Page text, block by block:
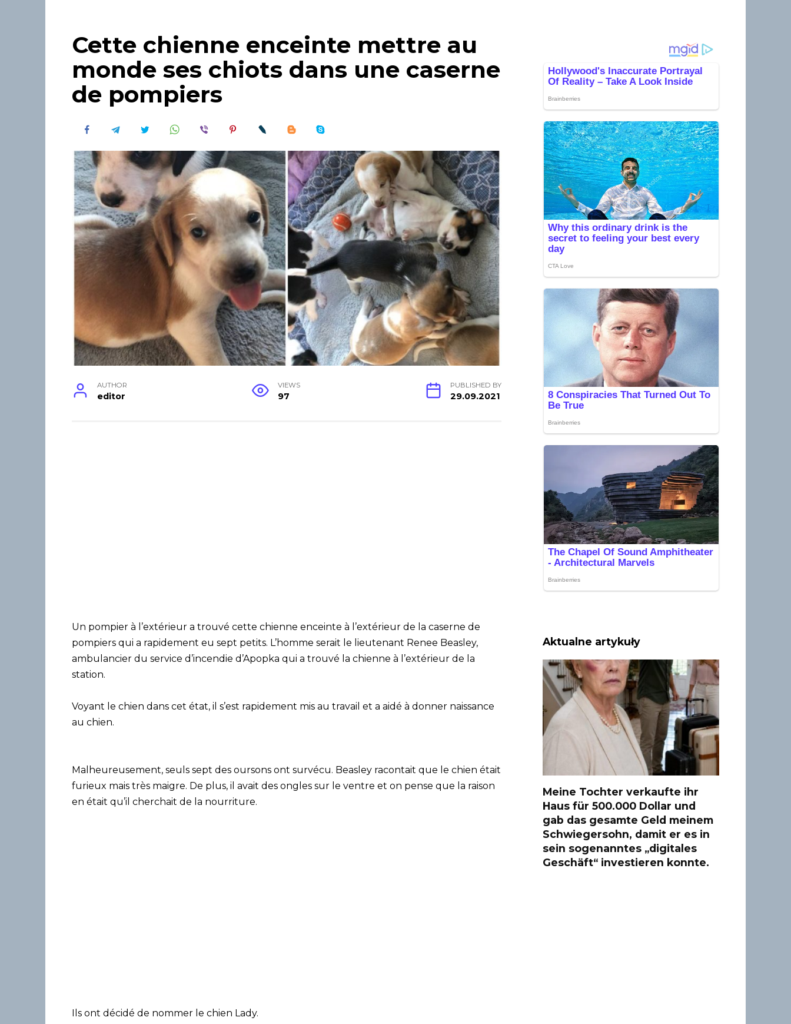
Cette chienne enceinte mettre au
monde ses chiots dans une caserne
de pompiers
AUTHOR
editor
VIEWS
97
PUBLISHED BY
29.09.2021
Un pompier à l’extérieur a trouvé cette chienne enceinte à l’extérieur de la caserne de
pompiers qui a rapidement eu sept petits. L’homme serait le lieutenant Renee Beasley,
ambulancier du service d’incendie d’Apopka qui a trouvé la chienne à l’extérieur de la
station.
Voyant le chien dans cet état, il s’est rapidement mis au travail et a aidé à donner naissance
au chien.
Malheureusement, seuls sept des oursons ont survécu. Beasley racontait que le chien était
furieux mais très maigre. De plus, il avait des ongles sur le ventre et on pense que la raison
en était qu’il cherchait de la nourriture.
Ils ont décidé de nommer le chien Lady.
Aktualne artykuły
Meine Tochter verkaufte ihr
Haus für 500.000 Dollar und
gab das gesamte Geld meinem
Schwiegersohn, damit er es in
sein sogenanntes „digitales
Geschäft“ investieren konnte.